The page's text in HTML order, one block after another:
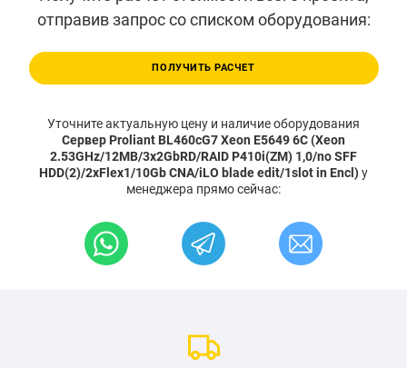
отправив запрос со списком оборудования:
ПОЛУЧИТЬ РАСЧЕТ
Уточните актуальную цену и наличие оборудования
Сервер Proliant BL460cG7 Xeon E5649 6C (Xeon
2.53GHz/12MB/3x2GbRD/RAID P410i(ZM) 1,0/no SFF
HDD(2)/2xFlex1/10Gb CNA/iLO blade edit/1slot in Encl)у
менеджера прямо сейчас: